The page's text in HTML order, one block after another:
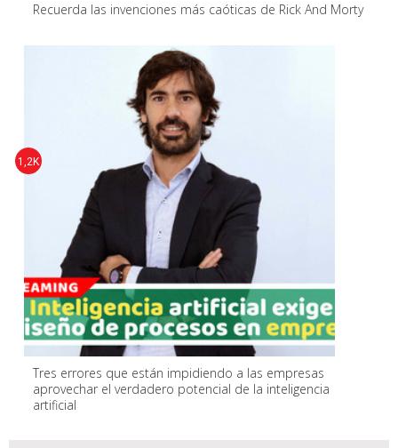
Recuerda las invenciones más caóticas de Rick And Morty
Tres errores que están impidiendo a las empresas
aprovechar el verdadero potencial de la inteligencia
artificial
1,2K